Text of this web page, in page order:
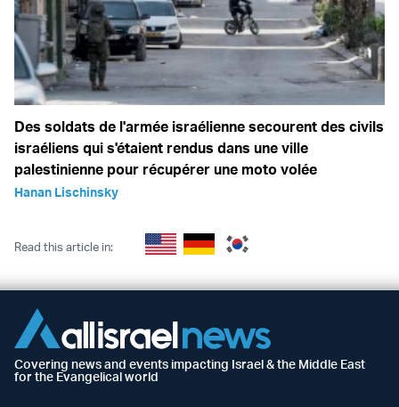
Des soldats de l'armée israélienne secourent des civils
israéliens qui s'étaient rendus dans une ville
palestinienne pour récupérer une moto volée
Hanan Lischinsky
Read this article in:
Covering news and events impacting Israel & the Middle East
for the Evangelical world